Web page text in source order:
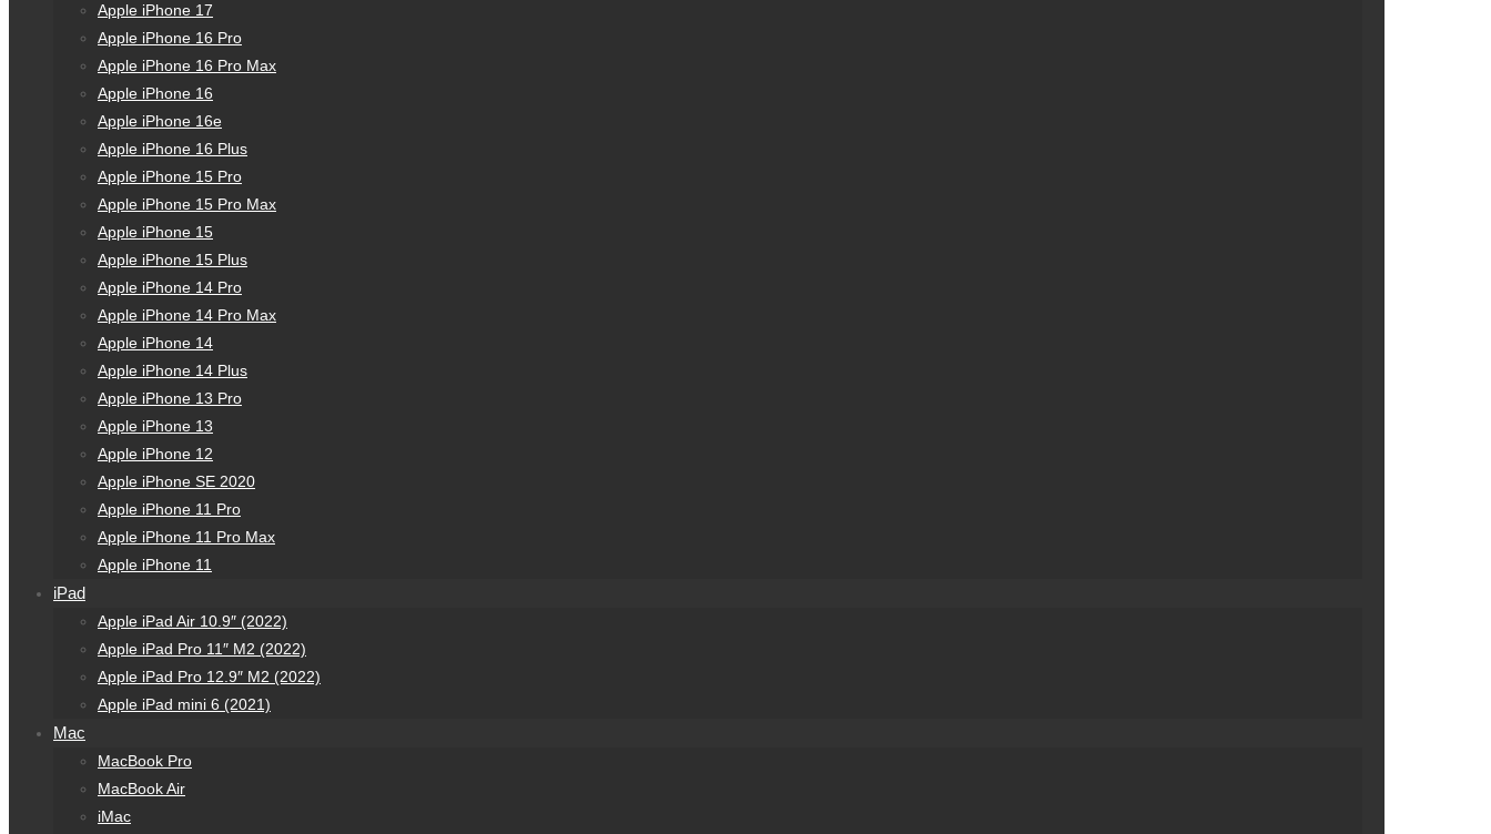
Apple iPhone 17
Apple iPhone 16 Pro
Apple iPhone 16 Pro Max
Apple iPhone 16
Apple iPhone 16e
Apple iPhone 16 Plus
Apple iPhone 15 Pro
Apple iPhone 15 Pro Max
Apple iPhone 15
Apple iPhone 15 Plus
Apple iPhone 14 Pro
Apple iPhone 14 Pro Max
Apple iPhone 14
Apple iPhone 14 Plus
Apple iPhone 13 Pro
Apple iPhone 13
Apple iPhone 12
Apple iPhone SE 2020
Apple iPhone 11 Pro
Apple iPhone 11 Pro Max
Apple iPhone 11
iPad
Apple iPad Air 10.9″ (2022)
Apple iPad Pro 11″ M2 (2022)
Apple iPad Pro 12.9″ M2 (2022)
Apple iPad mini 6 (2021)
Mac
MacBook Pro
MacBook Air
iMac